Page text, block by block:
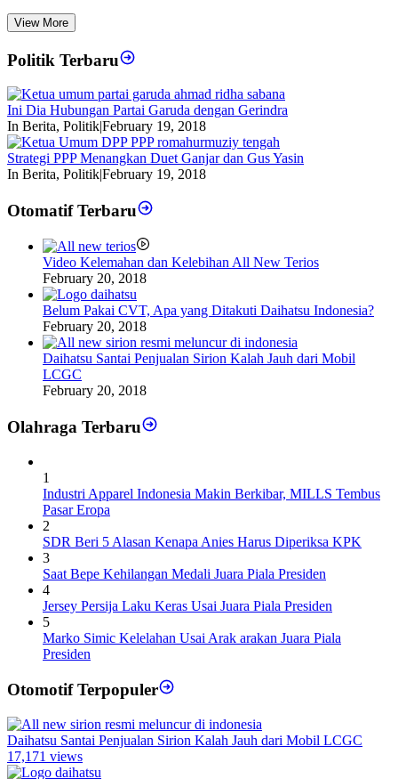
View More
Politik Terbaru
Ini Dia Hubungan Partai Garuda dengan Gerindra
In Berita, Politik|February 19, 2018
Strategi PPP Menangkan Duet Ganjar dan Gus Yasin
In Berita, Politik|February 19, 2018
Otomatif Terbaru
Video Kelemahan dan Kelebihan All New Terios
February 20, 2018
Belum Pakai CVT, Apa yang Ditakuti Daihatsu Indonesia?
February 20, 2018
Daihatsu Santai Penjualan Sirion Kalah Jauh dari Mobil
LCGC
February 20, 2018
Olahraga Terbaru
1
Industri Apparel Indonesia Makin Berkibar, MILLS Tembus
Pasar Eropa
2
SDR Beri 5 Alasan Kenapa Anies Harus Diperiksa KPK
3
Saat Bepe Kehilangan Medali Juara Piala Presiden
4
Jersey Persija Laku Keras Usai Juara Piala Presiden
5
Marko Simic Kelelahan Usai Arak arakan Juara Piala
Presiden
Otomotif Terpopuler
Daihatsu Santai Penjualan Sirion Kalah Jauh dari Mobil LCGC
17,171 views